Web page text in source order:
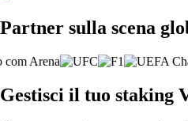
Partner sulla scena
Gestisci il tuo staking